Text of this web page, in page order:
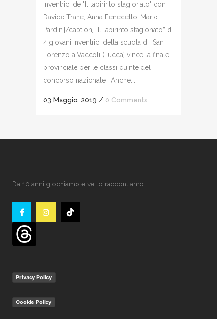
inventrici de "Il labirinto stagionato" con
Davide Trane, Anna Benedetto, Mario
Pardini[/caption] “Il labirinto stagionato” di
4 giovani inventrici della scuola di San
Lorenzo a Vaccoli (Lucca) vince la finale
provinciale per le classi quinte del
concorso nazionale . Anche...
03 Maggio, 2019 / 0 Comments
Da 10 anni giochiamo e ve lo raccontiamo.
Privacy Policy
Cookie Policy